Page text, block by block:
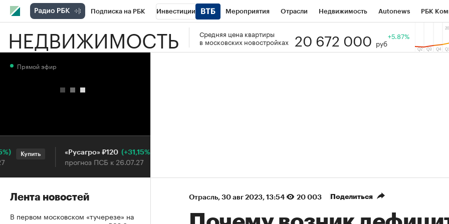
Подписка на РБК Инвестиции Мероприятия Отрасли Недвижимость Autonews РБК
РБК Вино Спорт Школа управления РБК РБК Образование Тренды
НЕДВИЖИМОСТЬ
Средняя цена квартиры
в московских новостройках
20 672 000 руб
+5.87%
Отрасль⁠, 30 авг 2023, 13:54 20 003 Поделиться
Прямой эфир
Купить «Русагро» ₽120 (+31,15%)
прогноз ПСБ к 26.07.27
Купить
Лента новостей
В первом московском «тучерезе» на